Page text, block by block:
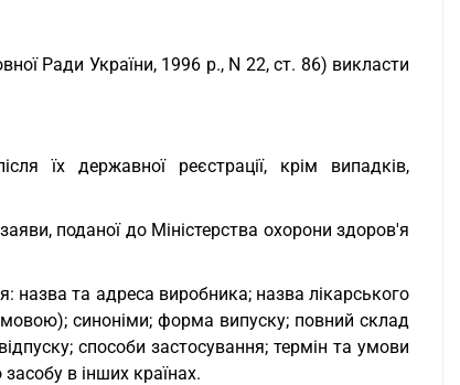
Ради України, 1996 р., N 22, ст. 86) викласти
їх державної реєстрації, крім випадків,
поданої до Міністерства охорони здоров'я
назва та адреса виробника; назва лікарського
синоніми; форма випуску; повний склад
способи застосування; термін та умови
в інших країнах.